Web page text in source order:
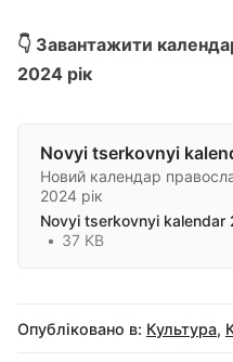
👇 Завантажити
2024 рік
Novyi tserkovnyi
Новий календар
2024 рік
Novyi tserkovnyi
37 KB
Опубліковано в: Культура,